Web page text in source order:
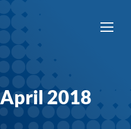
2018